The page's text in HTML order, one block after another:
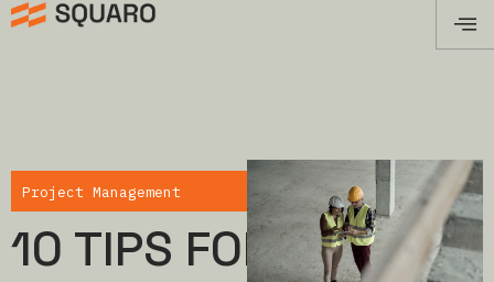
Project Management
10 TIPS FOR